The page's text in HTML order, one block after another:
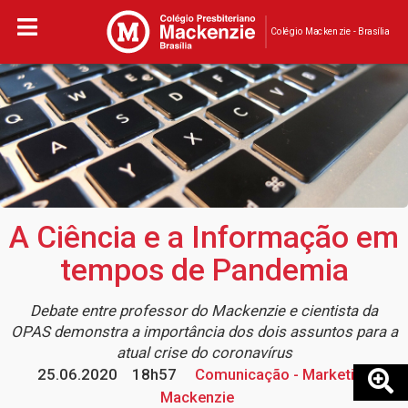
Colégio Mackenzie - Brasília
A Ciência e a Informação em
tempos de Pandemia
Debate entre professor do Mackenzie e cientista da
OPAS demonstra a importância dos dois assuntos para a
atual crise do coronavírus
25.06.2020
18h57
Comunicação - Marketing
Mackenzie